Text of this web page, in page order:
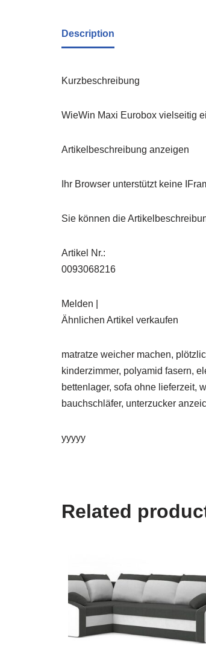
Description
Kurzbeschreibung
WieWin Maxi Eurobox vielseitig
Artikelbeschreibung anzeigen
Ihr Browser unterstützt keine
Sie können die
Artikel Nr.:
0093068216
Melden |
Ähnlichen Artikel verkaufen
matratze weicher machen,
kinderzimmer, polyamid fasern,
bettenlager, sofa ohne lieferzeit,
bauchschläfer, unterzucker
yyyyy
Related